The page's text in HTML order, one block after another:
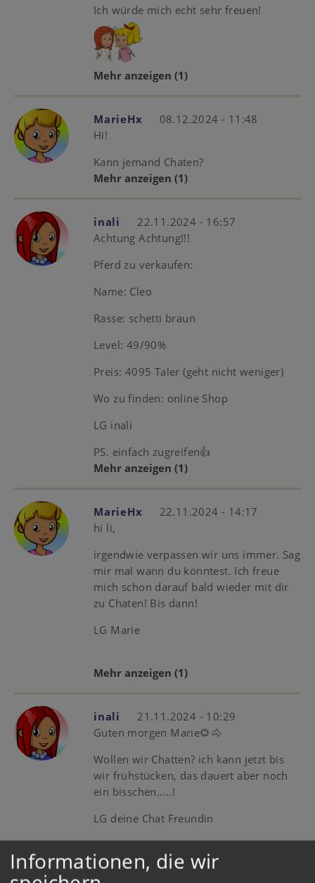
Ich würde mich echt sehr freuen!
Mehr anzeigen (1)
MarieHx
08.12.2024 - 11:48
Hi!
Kann jemand Chaten?
Mehr anzeigen (1)
inali
22.11.2024 - 16:57
Achtung Achtung!!!
Pferd zu verkaufen:
Name: Cleo
Rasse: schetti braun
Level: 49/90%
Preis: 4095 Taler (geht nicht weniger)
Wo zu finden: online Shop
LG inali
PS. einfach zugreifen👍
Mehr anzeigen (1)
MarieHx
22.11.2024 - 14:17
hi li,
irgendwie verpassen wir uns immer. Sag
mir mal wann du könntest. Ich freue
mich schon darauf bald wieder mit dir
zu Chaten! Bis dann!
LG Marie
Mehr anzeigen (1)
inali
21.11.2024 - 10:29
Guten morgen Marie🌻🐴
Wollen wir Chatten? ich kann jetzt bis
wir frühstücken, das dauert aber noch
ein bisschen.....!
LG deine Chat Freundin
Mehr anzeigen (1)
Informationen, die wir